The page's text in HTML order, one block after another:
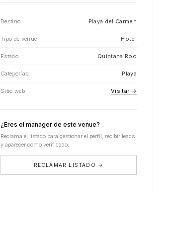
Destino Playa del Carmen
Tipo de venue Hotel
Estado Quintana Roo
Categorías Playa
Sitio web Visitar →
¿Eres el manager de este venue?
Reclama el listado para gestionar el perfil, recibir leads
y aparecer como verificado.
RECLAMAR LISTADO →